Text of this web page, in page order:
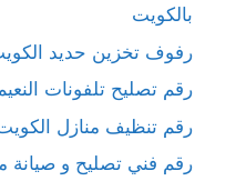
بالكويت
رفوف تخزين حديد
رقم تصليح تلفونات
رقم تنظيف منازل الكويت
رقم فني تصليح و صيانة